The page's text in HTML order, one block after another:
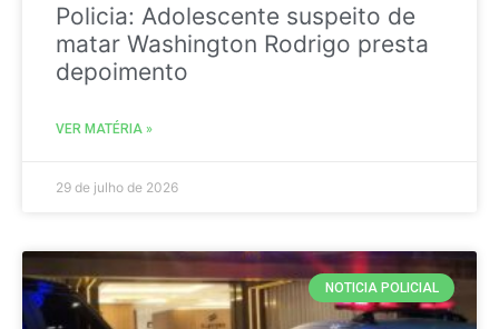
Policia: Adolescente suspeito de
matar Washington Rodrigo presta
depoimento
VER MATÉRIA »
29 de julho de 2026
NOTICIA POLICIAL